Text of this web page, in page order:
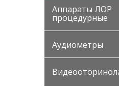
Аппараты ЛОР
процедурные
Аудиометры